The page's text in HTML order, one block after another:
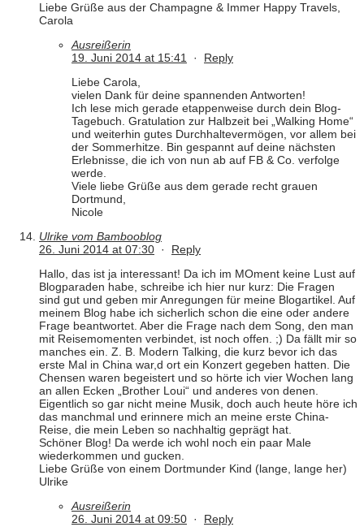
Liebe Grüße aus der Champagne & Immer Happy Travels,
Carola
Ausreißerin
19. Juni 2014 at 15:41 · Reply
Liebe Carola,
vielen Dank für deine spannenden Antworten!
Ich lese mich gerade etappenweise durch dein Blog-
Tagebuch. Gratulation zur Halbzeit bei „Walking Home“
und weiterhin gutes Durchhaltevermögen, vor allem bei
der Sommerhitze. Bin gespannt auf deine nächsten
Erlebnisse, die ich von nun ab auf FB & Co. verfolge
werde.
Viele liebe Grüße aus dem gerade recht grauen
Dortmund,
Nicole
Ulrike vom Bambooblog
26. Juni 2014 at 07:30 · Reply
Hallo, das ist ja interessant! Da ich im MOment keine Lust auf
Blogparaden habe, schreibe ich hier nur kurz: Die Fragen
sind gut und geben mir Anregungen für meine Blogartikel. Auf
meinem Blog habe ich sicherlich schon die eine oder andere
Frage beantwortet. Aber die Frage nach dem Song, den man
mit Reisemomenten verbindet, ist noch offen. ;) Da fällt mir so
manches ein. Z. B. Modern Talking, die kurz bevor ich das
erste Mal in China war,d ort ein Konzert gegeben hatten. Die
Chensen waren begeistert und so hörte ich vier Wochen lang
an allen Ecken „Brother Loui“ und anderes von denen.
Eigentlich so gar nicht meine Musik, doch auch heute höre ich
das manchmal und erinnere mich an meine erste China-
Reise, die mein Leben so nachhaltig geprägt hat.
Schöner Blog! Da werde ich wohl noch ein paar Male
wiederkommen und gucken.
Liebe Grüße von einem Dortmunder Kind (lange, lange her)
Ulrike
Ausreißerin
26. Juni 2014 at 09:50 · Reply